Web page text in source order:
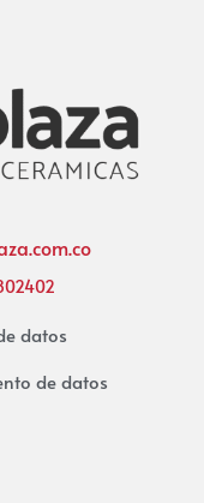
datos
de datos